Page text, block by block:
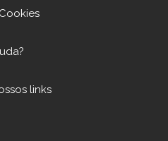
links